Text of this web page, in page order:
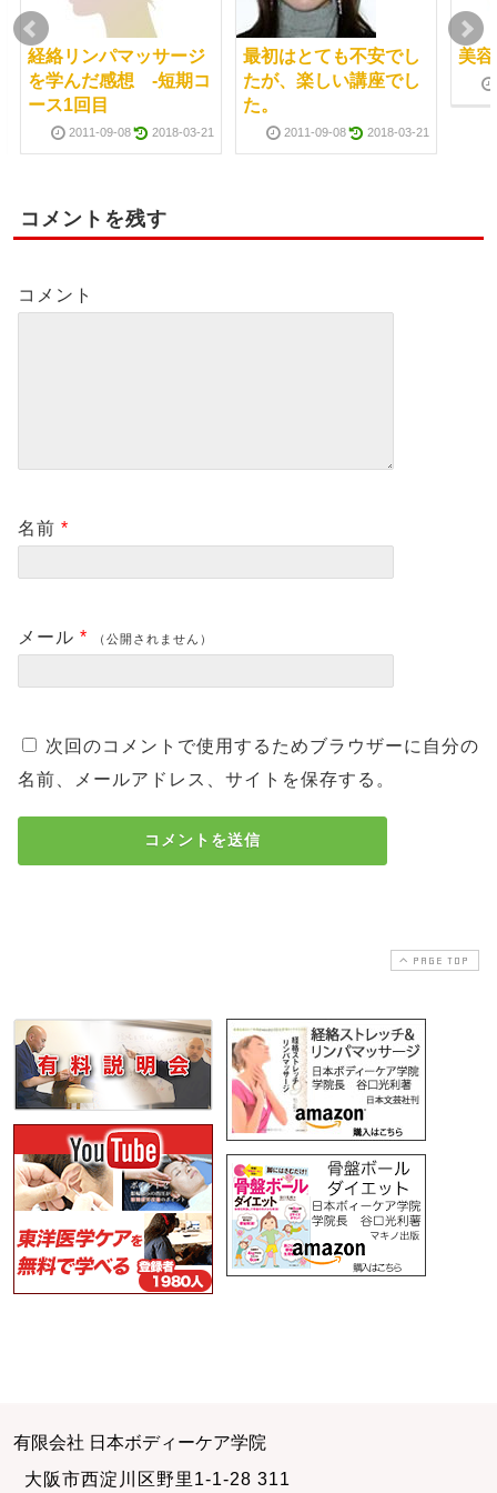
経絡リンパマッサージ
を学んだ感想 -短期コ
ース1回目
2011-09-08 2018-03-21
最初はとても不安でし
たが、楽しい講座でし
た。
2011-09-08 2018-03-21
美
コメントを残す
コメント
名前 *
メール * （公開されません）
次回のコメントで使用するためブラウザーに自分の
名前、メールアドレス、サイトを保存する。
PAGE TOP
有限会社 日本ボディーケア学院
大阪市西淀川区野里1-1-28 311